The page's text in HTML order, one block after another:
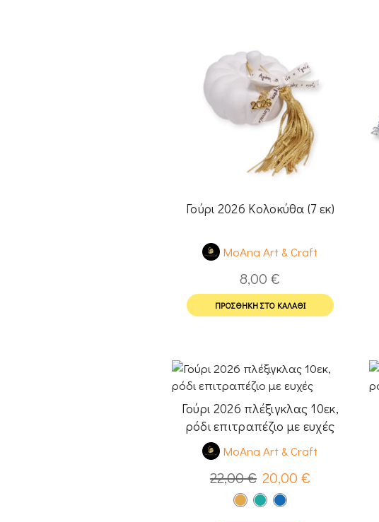
Γούρι 2026 Κολοκύθα (7 εκ)
MoAna Art & Craft
8,00€
ΠΡΟΣΘΉΚΗ ΣΤΟ ΚΑΛΆΘΙ
Γούρι 2026 πλέξιγκλας 10εκ,
ρόδι επιτραπέζιο με ευχές
MoAna Art & Craft
22,00€ 20,00 €